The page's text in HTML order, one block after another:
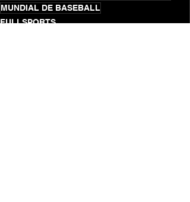
MUNDIAL DE BASEBALL
FULLSPORTS